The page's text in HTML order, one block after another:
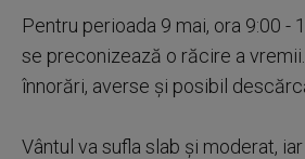
Pentru perioada 9 mai, ora 9:00 -
se preconizează o răcire a
înnorări, averse și posibil
Vântul va sufla slab și moderat,